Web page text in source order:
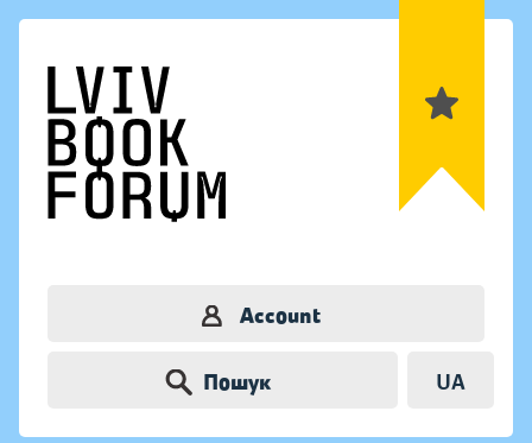
Account
Пошук UA